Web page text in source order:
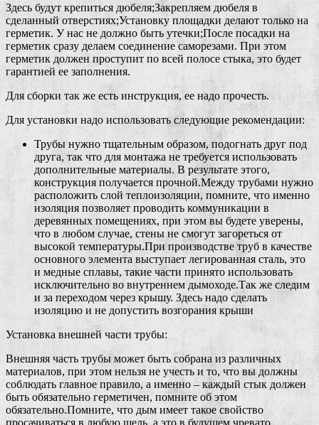
Здесь будут крепиться дюбеля;Закрепляем дюбеля в
сделанный отверстиях;Установку площадки делают только на
герметик. У нас не должно быть утечки;После посадки на
герметик сразу делаем соединение саморезами. При этом
герметик должен проступит по всей полосе стыка, это будет
гарантией ее заполнения.
Для сборки так же есть инструкция, ее надо прочесть.
Для установки надо использовать следующие рекомендации:
Трубы нужно тщательным образом, подогнать друг под
друга, так что для монтажа не требуется использовать
дополнительные материалы. В результате этого,
конструкция получается прочной.Между трубами нужно
расположить слой теплоизоляции, помните, что именно
изоляция позволяет проводить коммуникации в
деревянных помещениях, при этом вы будете уверены,
что в любом случае, стены не смогут загореться от
высокой температуры.При производстве труб в качестве
основного элемента выступает легированная сталь, это
и медные сплавы, такие части принято использовать
исключительно во внутреннем дымоходе.Так же следим
и за переходом через крышу. Здесь надо сделать
изоляцию и не допустить возгорания крыши
Установка внешней части трубы:
Внешняя часть трубы может быть собрана из различных
материалов, при этом нельзя не учесть и то, что вы должны
соблюдать главное правило, а именно – каждый стык должен
быть обязательно герметичен, помните об этом
обязательно.Помните, что дым имеет такое свойство
просачиваться в любую щель, а это в будущем чревато